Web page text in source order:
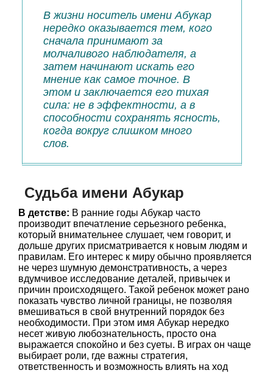
В жизни носитель имени Абукар
нередко оказывается тем, кого
сначала принимают за
молчаливого наблюдателя, а
затем начинают искать его
мнение как самое точное. В
этом и заключается его тихая
сила: не в эффектности, а в
способности сохранять ясность,
когда вокруг слишком много
слов.
Судьба имени Абукар
В детстве: В ранние годы Абукар часто
производит впечатление серьезного ребенка,
который внимательнее слушает, чем говорит, и
дольше других присматривается к новым людям и
правилам. Его интерес к миру обычно проявляется
не через шумную демонстративность, а через
вдумчивое исследование деталей, привычек и
причин происходящего. Такой ребенок может рано
показать чувство личной границы, не позволяя
вмешиваться в свой внутренний порядок без
необходимости. При этом имя Абукар нередко
несет живую любознательность, просто она
выражается спокойно и без суеты. В играх он чаще
выбирает роли, где важны стратегия,
ответственность и возможность влиять на ход